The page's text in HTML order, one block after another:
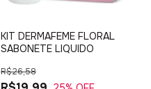
KIT DERMAFEME FLORAL
SABONETE LIQUIDO
R$26,58